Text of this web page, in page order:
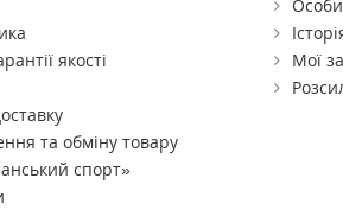
якості
та обміну товару
спорт»
Мої